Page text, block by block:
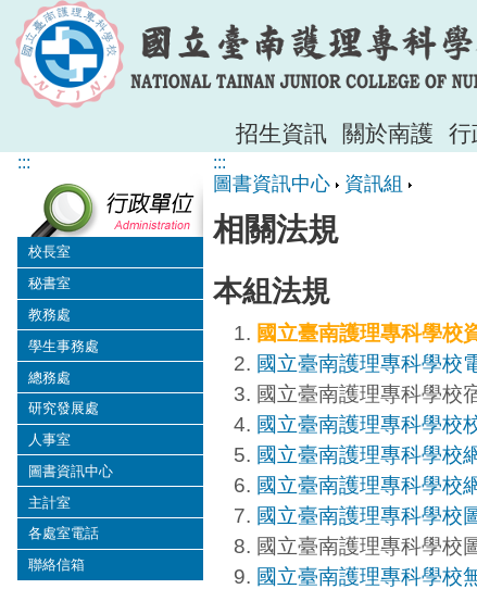
招生資訊 關於南護 行
:::
校長室
秘書室
教務處
學生事務處
總務處
研究發展處
人事室
圖書資訊中心
主計室
各處室電話
聯絡信箱
:::
圖書資訊中心 資訊組
相關法規
本組法規
國立臺南護理專科學校
國立臺南護理專科學校
國立臺南護理專科學校
國立臺南護理專科學校
國立臺南護理專科學校
國立臺南護理專科學校
國立臺南護理專科學校
國立臺南護理專科學校
國立臺南護理專科學校